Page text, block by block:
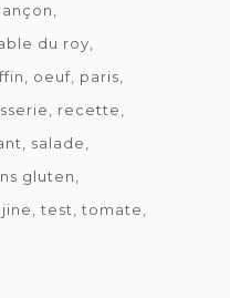
lançon
du roy
oeuf paris
recette
salade
gluten
test tomate